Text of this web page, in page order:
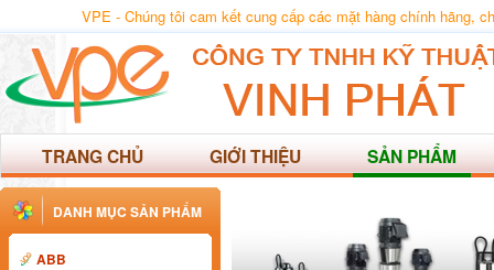
VPE - Chúng tôi cam kết cung cấp các mặt hàng chính hãng,
TRANG CHỦ GIỚI THIỆU SẢN PHẨM
DANH MỤC SẢN PHẨM
ABB